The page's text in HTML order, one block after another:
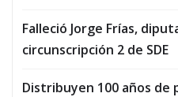
Falleció Jorge Frías,
circunscripción 2 de SDE
Distribuyen 100 años de